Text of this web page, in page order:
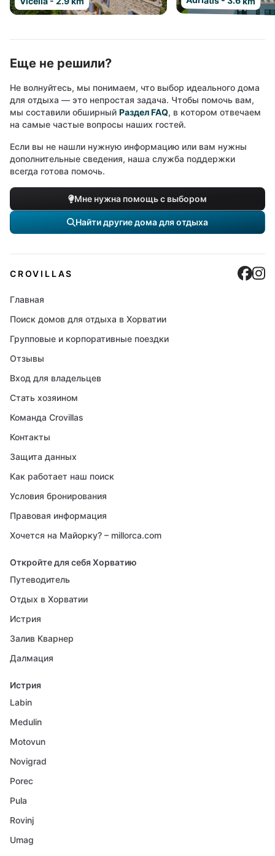
Еще не решили?
Не волнуйтесь, мы понимаем, что выбор идеального дома
для отдыха — это непростая задача. Чтобы помочь вам,
мы составили обширный Раздел FAQ, в котором отвечаем
на самые частые вопросы наших гостей.
Если вы не нашли нужную информацию или вам нужны
дополнительные сведения, наша служба поддержки
всегда готова помочь.
Мне нужна помощь с выбором
Найти другие дома для отдыха
CROVILLAS
Главная
Поиск домов для отдыха в Хорватии
Групповые и корпоративные поездки
Отзывы
Вход для владельцев
Стать хозяином
Команда Crovillas
Контакты
Защита данных
Как работает наш поиск
Условия бронирования
Правовая информация
Хочется на Майорку? – millorca.com
Откройте для себя Хорватию
Путеводитель
Отдых в Хорватии
Истрия
Залив Кварнер
Далмация
Истрия
Labin
Medulin
Motovun
Novigrad
Porec
Pula
Rovinj
Umag